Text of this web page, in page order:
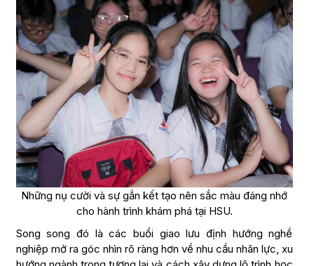
Những nụ cười và sự gắn kết tạo nên sắc màu đáng nhớ
cho hành trình khám phá tại HSU.
Song song đó là các buổi giao lưu định hướng nghề
nghiệp mở ra góc nhìn rõ ràng hơn về nhu cầu nhân lực, xu